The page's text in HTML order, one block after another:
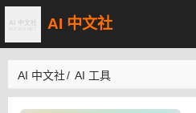
AI 中文社
AI 中文社/ AI 工具